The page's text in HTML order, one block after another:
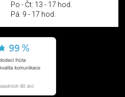
Po - Čt: 13 - 17 hod.
Pá: 9 - 17 hod.